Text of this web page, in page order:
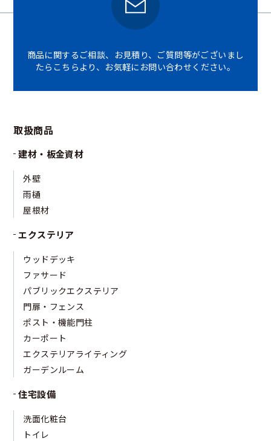
商品に関するご相談、お見積り、ご質問等がございまし
たら こちらより、お気軽にお問い合わせください。
取扱商品
建材・板金資材
外壁
雨樋
屋根材
エクステリア
ウッドデッキ
ファサード
パブリックエクステリア
門扉・フェンス
ポスト・機能門柱
カーポート
エクステリアライティング
ガーデンルーム
住宅設備
洗面化粧台
トイレ